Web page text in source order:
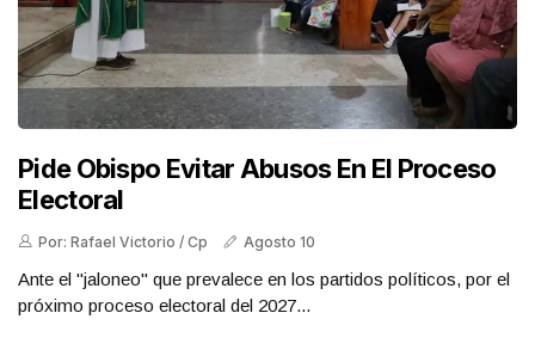
Pide Obispo Evitar Abusos En El Proceso
Electoral
Por: Rafael Victorio / Cp Agosto 10
Ante el "jaloneo" que prevalece en los partidos políticos, por el
próximo proceso electoral del 2027...